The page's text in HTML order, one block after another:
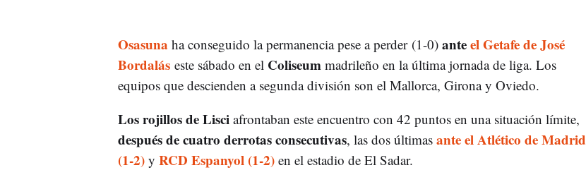
Osasuna ha conseguido la permanencia pese a perder (1-0) anteel Getafe de José
Bordalás este sábado en el Coliseum madrileño en la última jornada de liga. Los
equipos que descienden a segunda división son el Mallorca, Girona y Oviedo.
Los rojillos de Lisci afrontaban este encuentro con 42 puntos en una situación límite,
después de cuatro derrotas consecutivas, las dos últimasante el Atlético de Madrid
(1-2)y RCD Espanyol (1-2)en el estadio de El Sadar.